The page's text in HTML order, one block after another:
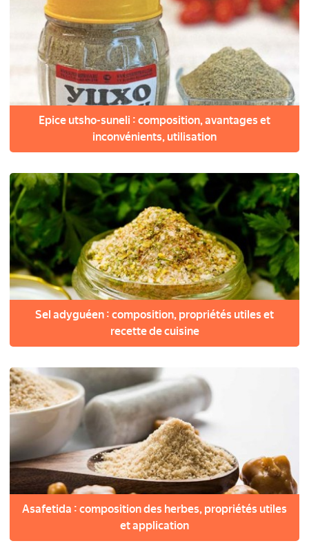
Epice utsho-suneli : composition, avantages et
inconvénients, utilisation
Sel adyguéen : composition, propriétés utiles et
recette de cuisine
Asafetida : composition des herbes, propriétés utiles
et application